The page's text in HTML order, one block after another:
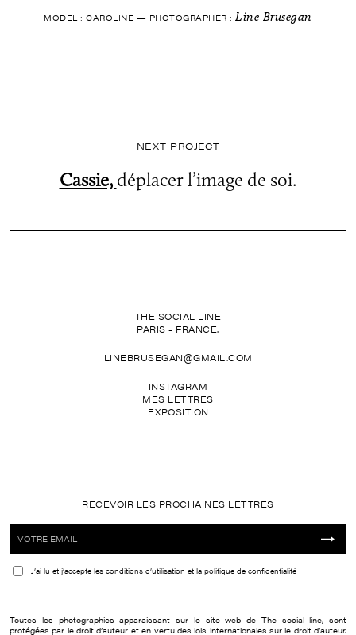
MODEL : CAROLINE — PHOTOGRAPHER :Line Brusegan
NEXT PROJECT
Cassie, déplacer l’image de soi.
THE SOCIAL LINE
PARIS - FRANCE.
LINEBRUSEGAN@GMAIL.COM
INSTAGRAM
MES LETTRES
EXPOSITION
RECEVOIR LES PROCHAINES LETTRES
J’ai lu et j’accepte les conditions d’utilisation et la politique de confidentialité
Toutes les photographies apparaissant sur le site web de The social line, sont
protégées par le droit d’auteur et en vertu des lois internationales sur le droit d’auteur.